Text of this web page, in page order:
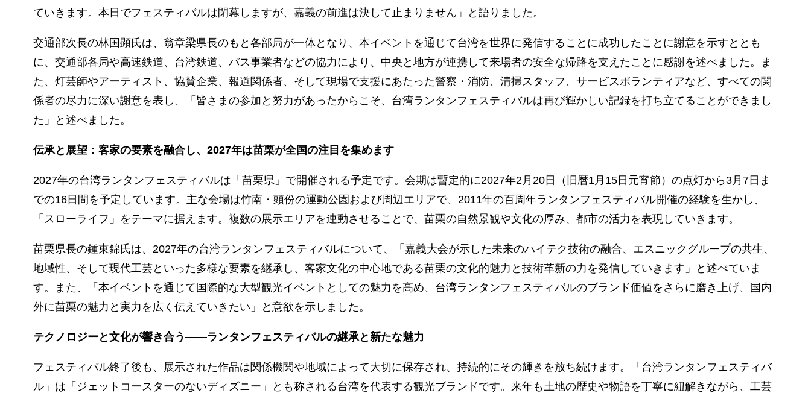
ていきます。本日でフェスティバルは閉幕しますが、嘉義の前進は決して止まりません」と語りました。
交通部次長の林国顕氏は、翁章梁県長のもと各部局が一体となり、本イベントを通じて台湾を世界に発信することに成功したことに謝意を示すととも
に、交通部各局や高速鉄道、台湾鉄道、バス事業者などの協力により、中央と地方が連携して来場者の安全な帰路を支えたことに感謝を述べました。ま
た、灯芸師やアーティスト、協賛企業、報道関係者、そして現場で支援にあたった警察・消防、清掃スタッフ、サービスボランティアなど、すべての関
係者の尽力に深い謝意を表し、「皆さまの参加と努力があったからこそ、台湾ランタンフェスティバルは再び輝かしい記録を打ち立てることができまし
た」と述べました。
伝承と展望：客家の要素を融合し、2027年は苗栗が全国の注目を集めます
2027年の台湾ランタンフェスティバルは「苗栗県」で開催される予定です。会期は暫定的に2027年2月20日（旧暦1月15日元宵節）の点灯から3月7日ま
での16日間を予定しています。主な会場は竹南・頭份の運動公園および周辺エリアで、2011年の百周年ランタンフェスティバル開催の経験を生かし、
「スローライフ」をテーマに据えます。複数の展示エリアを連動させることで、苗栗の自然景観や文化の厚み、都市の活力を表現していきます。
苗栗県長の鍾東錦氏は、2027年の台湾ランタンフェスティバルについて、「嘉義大会が示した未来のハイテク技術の融合、エスニックグループの共生、
地域性、そして現代工芸といった多様な要素を継承し、客家文化の中心地である苗栗の文化的魅力と技術革新の力を発信していきます」と述べていま
す。また、「本イベントを通じて国際的な大型観光イベントとしての魅力を高め、台湾ランタンフェスティバルのブランド価値をさらに磨き上げ、国内
外に苗栗の魅力と実力を広く伝えていきたい」と意欲を示しました。
テクノロジーと文化が響き合う――ランタンフェスティバルの継承と新たな魅力
フェスティバル終了後も、展示された作品は関係機関や地域によって大切に保存され、持続的にその輝きを放ち続けます。「台湾ランタンフェスティバ
ル」は「ジェットコースターのないディズニー」とも称される台湾を代表する観光ブランドです。来年も土地の歴史や物語を丁寧に紐解きながら、工芸